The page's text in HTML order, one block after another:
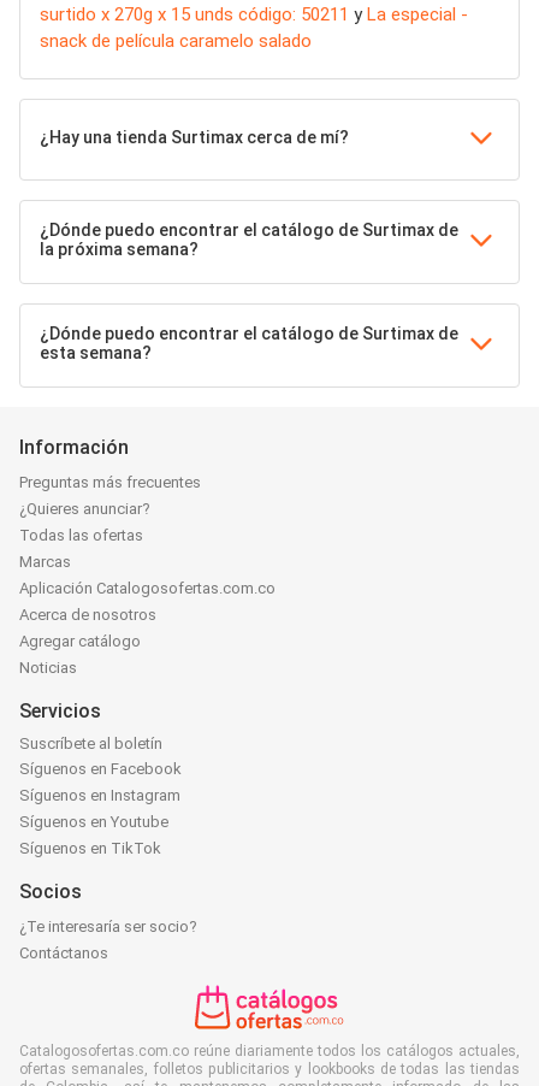
surtido x 270g x 15 unds código: 50211 yLa especial -
snack de película caramelo salado
¿Hay una tienda Surtimax cerca de mí?
¿Dónde puedo encontrar el catálogo de Surtimax de
la próxima semana?
¿Dónde puedo encontrar el catálogo de Surtimax de
esta semana?
Información
Preguntas más frecuentes
¿Quieres anunciar?
Todas las ofertas
Marcas
Aplicación Catalogosofertas.com.co
Acerca de nosotros
Agregar catálogo
Noticias
Servicios
Suscríbete al boletín
Síguenos en Facebook
Síguenos en Instagram
Síguenos en Youtube
Síguenos en TikTok
Socios
¿Te interesaría ser socio?
Contáctanos
Catalogosofertas.com.co reúne diariamente todos los catálogos actuales,
ofertas semanales, folletos publicitarios y lookbooks de todas las tiendas